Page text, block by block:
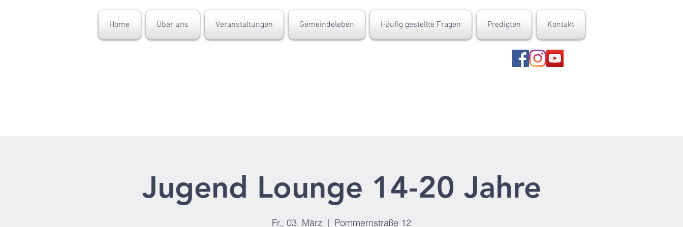
Home Über uns Veranstaltungen Gemeindeleben Häufig gestellte Fragen Predigten Kontakt
Jugend Lounge 14-20 Jahre
Fr., 03. März
  |
Pommernstraße 12